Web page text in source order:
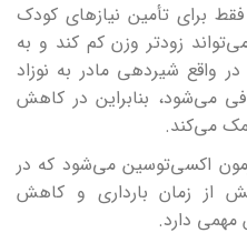
برای تأمین نیازهای کودک
زودتر وزن کم کند و به
در واقع شیردهی مادر به نوزاد
می‌شود، بنابراین در کاهش
می‌کند.
اکسی‌توسین می‌شود که در
از زمان بارداری و کاهش
مهمی دارد.